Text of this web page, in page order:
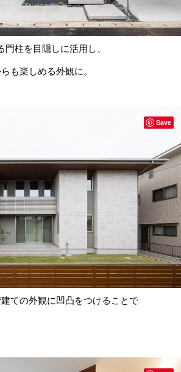
柱を目隠しに活用し、
も楽しめる外観に。
ての外観に凹凸をつけることで
Save